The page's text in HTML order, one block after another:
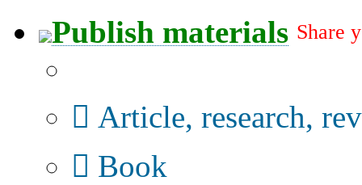
Publish materials Share
Article, research,
Book